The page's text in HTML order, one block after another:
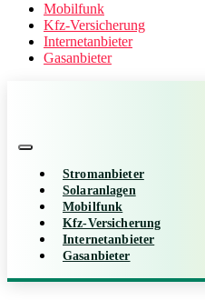
Mobilfunk
Kfz-Versicherung
Internetanbieter
Gasanbieter
Stromanbieter
Solaranlagen
Mobilfunk
Kfz-Versicherung
Internetanbieter
Gasanbieter